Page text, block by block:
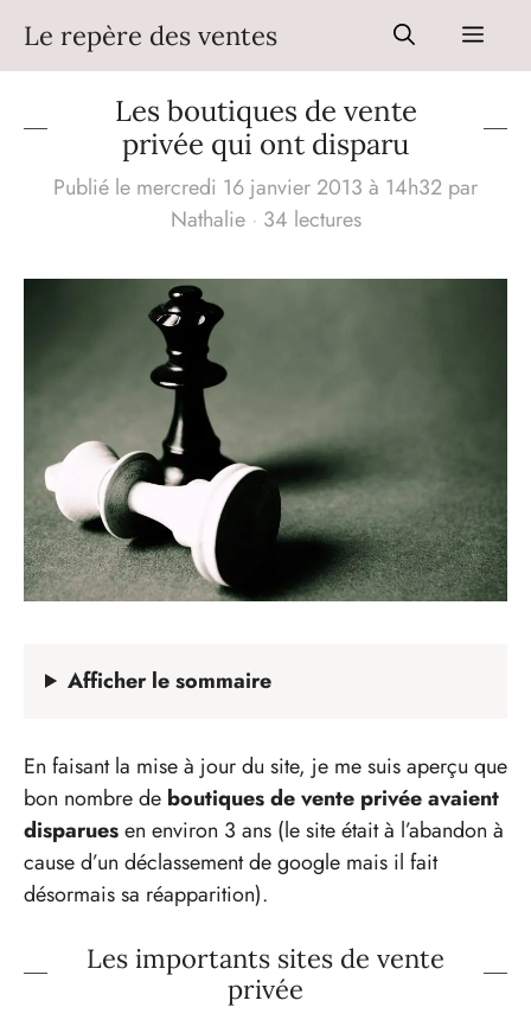
contenu
Le repère des ventes Menu
Les boutiques de vente
privée qui ont disparu
Publié le mercredi 16 janvier 2013 à 14h32 par
Nathalie · 34 lectures
Afficherle sommaire
En faisant la mise à jour du site, je me suis aperçu que
bon nombre de boutiques de vente privée avaient
disparuesen environ 3 ans (le site était à l’abandon à
cause d’un déclassement de google mais il fait
désormais sa réapparition).
Les importants sites de vente
privée